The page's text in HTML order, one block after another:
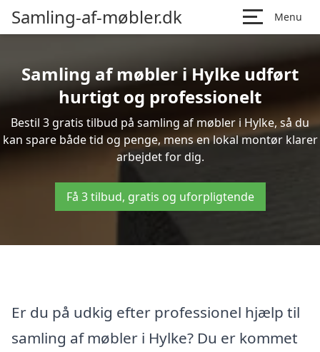
Samling-af-møbler.dk Menu
Samling af møbler i Hylke udført
hurtigt og professionelt
Bestil 3 gratis tilbud på samling af møbler i Hylke, så du
kan spare både tid og penge, mens en lokal montør klarer
arbejdet for dig.
Få 3 tilbud, gratis og uforpligtende
Er du på udkig efter professionel hjælp til
samling af møbler i Hylke? Du er kommet